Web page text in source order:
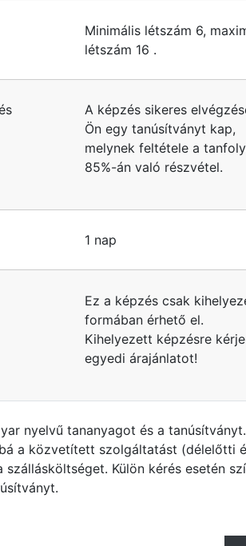
Minimális létszám 6,
létszám 16 .
A képzés sikeres
Ön egy tanúsítványt kap,
melynek feltétele a
85%-án való részvétel.
1 nap
Ez a képzés csak
formában érhető el.
Kihelyezett képzésre
egyedi árajánlatot!
nyelvű tananyagot és a tanúsítványt.
a közvetített szolgáltatást (délelőtti
szállásköltséget. Külön kérés esetén